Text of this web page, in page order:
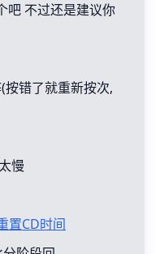
吧 不过还是建议你
错了就重新按次,
慢
置CD时间